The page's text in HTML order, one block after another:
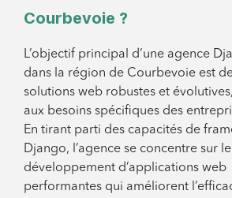
Courbevoie ?
L’objectif principal d’une agence
dans la région de Courbevoie est
solutions web robustes et
aux besoins spécifiques des
En tirant parti des capacités de
Django, l’agence se concentre sur le
développement d’applications web
performantes qui améliorent